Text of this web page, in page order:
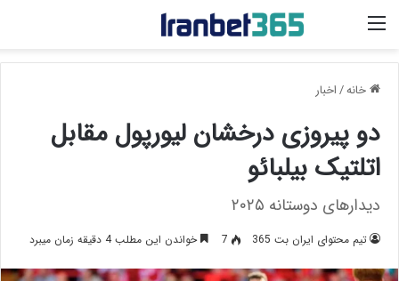
منو
خانه/اخبار
دو پیروزی درخشان لیورپول مقابل
اتلتیک بیلبائو
دیدارهای دوستانه ۲۰۲۵
تیم محتوای ایران بت 365 7 خواندن این مطلب 4 دقیقه زمان میبرد